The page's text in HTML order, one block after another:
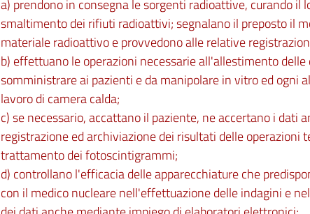
a) prendono in consegna le sorgenti radioattive, curando il
smaltimento dei rifiuti radioattivi; segnalano il preposto il
materiale radioattivo e provvedono alle relative
b) effettuano le operazioni necessarie all'allestimento
somministrare ai pazienti e da manipolare in vitro ed ogni
lavoro di camera calda;
c) se necessario, accattano il paziente, ne accertano i dati
registrazione ed archiviazione dei risultati delle operazioni
trattamento dei fotoscintigrammi;
d) controllano l'efficacia delle apparecchiature che
con il medico nucleare nell'effettuazione delle indagini e